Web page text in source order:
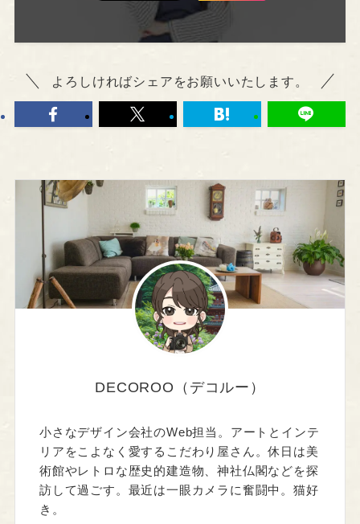
よろしければシェアをお願いいたします。
DECOROO（デコルー）
小さなデザイン会社のWeb担当。アートとインテ
リアをこよなく愛するこだわり屋さん。休日は美
術館やレトロな歴史的建造物、神社仏閣などを探
訪して過ごす。最近は一眼カメラに奮闘中。猫好
き。